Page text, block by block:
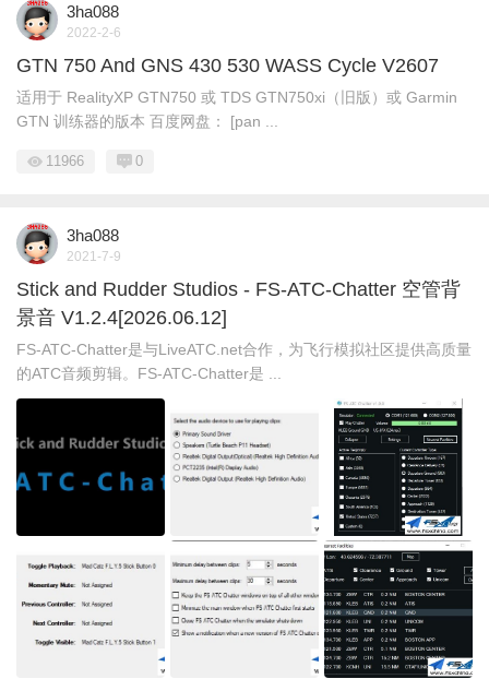
3ha088
2022-2-6
GTN 750 And GNS 430 530 WASS Cycle V2607
适用于 RealityXP GTN750 或 TDS GTN750xi（旧版）或 Garmin
GTN 训练器的版本 百度网盘： [pan ...
11966 0
3ha088
2021-7-9
Stick and Rudder Studios - FS-ATC-Chatter 空管背
景音 V1.2.4[2026.06.12]
FS-ATC-Chatter是与LiveATC.net合作，为飞行模拟社区提供高质量
的ATC音频剪辑。FS-ATC-Chatter是 ...